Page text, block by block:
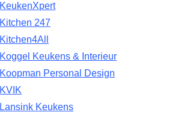
KeukenXpert
Kitchen 247
Kitchen4All
Koggel Keukens & Interieur
Koopman Personal Design
KVIK
Lansink Keukens